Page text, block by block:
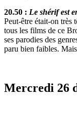
20.50 : Le shérif est
Peut-être était-on très
tous les films de ce
ses parodies des
paru bien faibles.
Mercredi 26